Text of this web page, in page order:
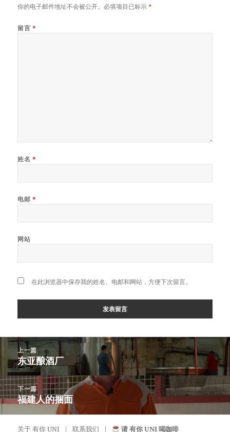
你的电子邮件地址不会被公开。必填项目已标示*
留言 *
姓名 *
电邮 *
网站
在此浏览器中保存我的姓名、电邮和网站，方便下次留言。
Post
navigation
上一篇
上
一
篇
文
东亚酿酒厂
下一篇
下
篇
福建人的捆面
关于 有你 UNI 联系我们 请 有你 UNI 喝咖啡